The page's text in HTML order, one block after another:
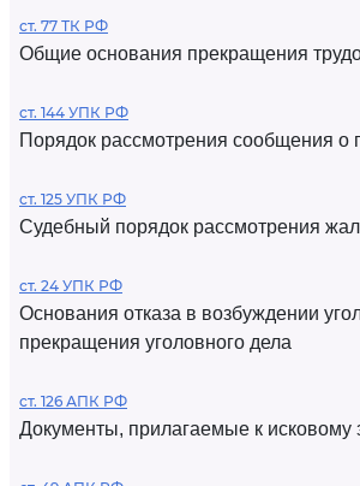
ст. 77 ТК РФ
Общие основания прекращения
ст. 144 УПК РФ
Порядок рассмотрения сообщения о
ст. 125 УПК РФ
Судебный порядок рассмотрения
ст. 24 УПК РФ
Основания отказа в возбуждении
прекращения уголовного дела
ст. 126 АПК РФ
Документы, прилагаемые к исковому